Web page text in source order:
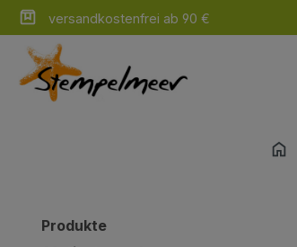
Hauptinhalt springen
Zur Suche springen
Zur Hauptnavigation springen
versandkostenfrei ab 90 €
Produkte